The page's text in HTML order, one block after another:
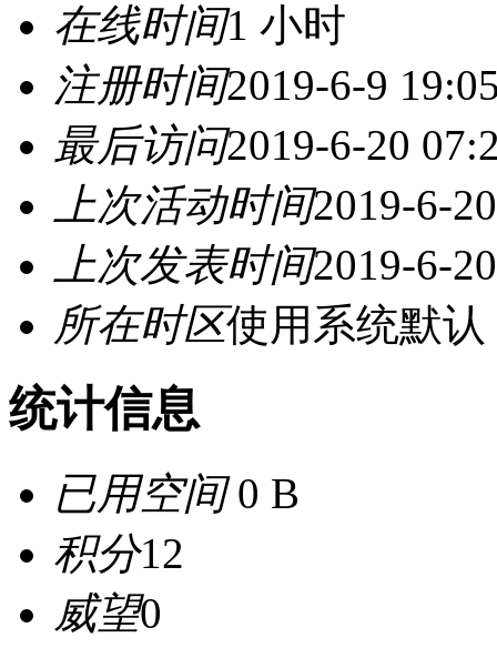
在线时间1 小时
注册时间2019-6-9
最后访问2019-6-20
上次活动时间2019-6-
上次发表时间2019-6-
所在时区使用系统默认
统计信息
已用空间0 B
积分12
威望0